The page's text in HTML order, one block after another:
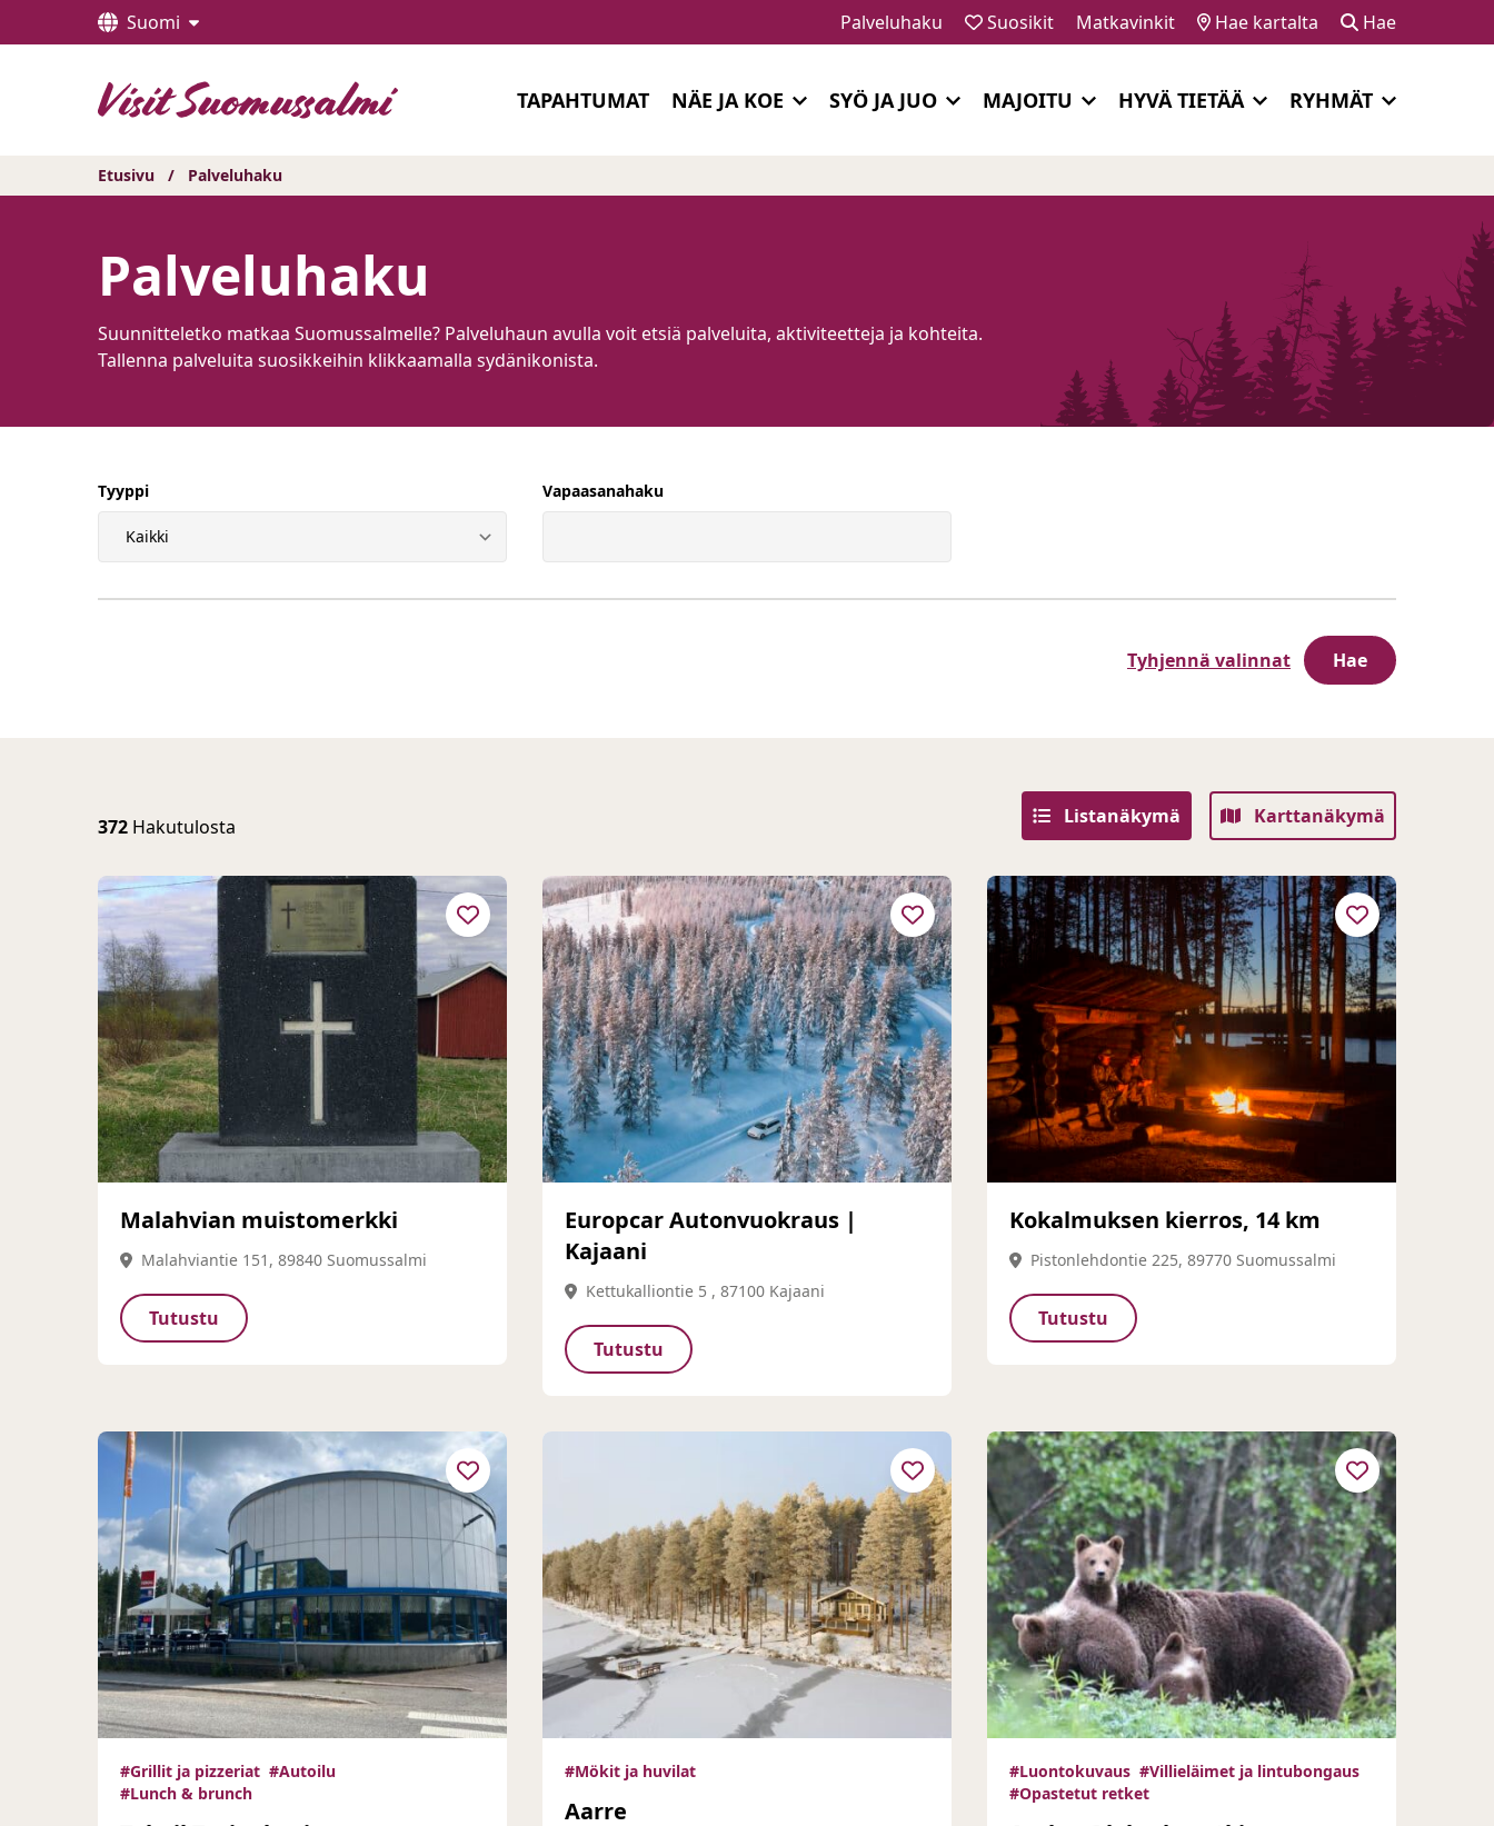
sisältöön
Suomi Palveluhaku Suosikit Matkavinkit Hae kartalta Hae
TAPAHTUMAT NÄE JA KOE SYÖ JA JUO MAJOITU HYVÄ TIETÄÄ RYHMÄT
Etusivu / Palveluhaku
Palveluhaku
Suunnitteletko matkaa Suomussalmelle? Palveluhaun avulla voit etsiä palveluita, aktiviteetteja ja kohteita.
Tallenna palveluita suosikkeihin klikkaamalla sydänikonista.
Tyyppi Vapaasanahaku
Tyhjennä valinnat
372 Hakutulosta Listanäkymä Karttanäkymä
Malahvian muistomerkki
Malahviantie 151, 89840 Suomussalmi
Tutustu
Europcar Autonvuokraus |
Kajaani
Kettukalliontie 5 , 87100 Kajaani
Tutustu
Kokalmuksen kierros, 14 km
Pistonlehdontie 225, 89770 Suomussalmi
Tutustu
#Grillit ja pizzeriat #Autoilu
#Lunch & brunch
#Mökit ja huvilat
Aarre
#Luontokuvaus #Villieläimet ja lintubongaus
#Opastetut retket